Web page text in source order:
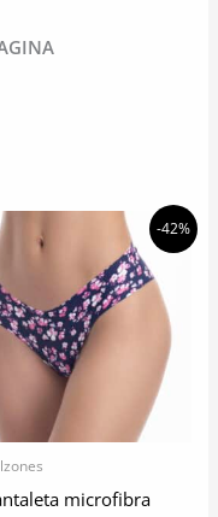
-42%
microfibra